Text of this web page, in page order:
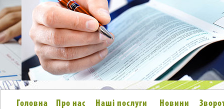
Головна Про нас Наші послуги Новини